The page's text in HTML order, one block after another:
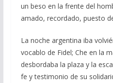
un beso en la frente del
amado, recordado, puesto
La noche argentina iba
vocablo de Fidel; Che en la
desbordaba la plaza y la
fe y testimonio de su